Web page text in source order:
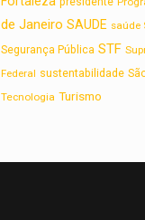
de Janeiro SAUDE saúde
Segurança Pública STF
Federal sustentabilidade
Tecnologia Turismo